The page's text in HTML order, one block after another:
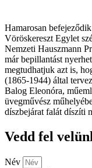
Hamarosan
Vöröskereszt Egylet
Nemzeti Hauszmann
már bepillantást
megtudhatjuk azt is,
(1865-1944) által
Balog Eleonóra,
üvegművész
díszbejárat falát díszíti
Vedd fel
Név